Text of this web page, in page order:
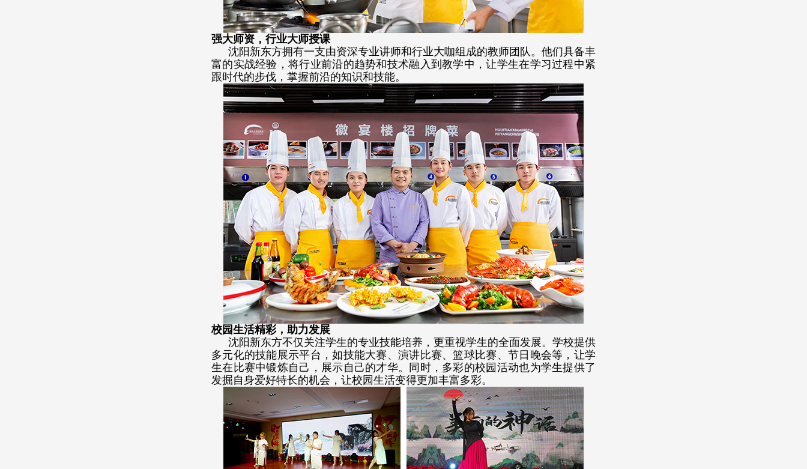
强大师资，行业大师授课
沈阳新东方拥有一支由资深专业讲师和行业大咖组成的教师团队。他们具备丰
富的实战经验，将行业前沿的趋势和技术融入到教学中，让学生在学习过程中紧
跟时代的步伐，掌握前沿的知识和技能。
校园生活精彩，助力发展
沈阳新东方不仅关注学生的专业技能培养，更重视学生的全面发展。学校提供
多元化的技能展示平台，如技能大赛、演讲比赛、篮球比赛、节日晚会等，让学
生在比赛中锻炼自己，展示自己的才华。
同时，多彩的校园活动也为学生提供了
发掘自身爱好特长的机会，让校园生活变得更加丰富多彩。